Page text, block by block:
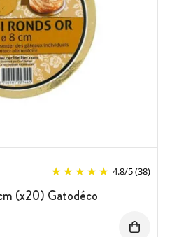
4.8/5(38)
(x20) Gatodéco